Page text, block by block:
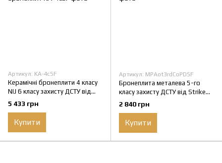
Артикул: KA-4cSF
Керамічні бронеплити 4 класу
NIJ 6 класу захисту ДСТУ від
Strike Face Комплект
бронеплит
5 433 грн
Купити
Артикул: MPAot3rdCoPDSF
Бронеплита металева 5-го
класу захисту ДСТУ від Strike
Face 1 шт
2 840 грн
Купити